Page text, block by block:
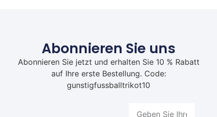
Abonnieren Sie uns
Abonnieren Sie jetzt und erhalten Sie 10 % Rabatt
auf Ihre erste Bestellung. Code:
gunstigfussballtrikot10